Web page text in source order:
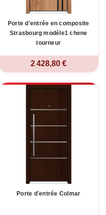
Porte d'entrée en composite
Strasbourg modèle1 chene
tourneur
2 428,80 €
Porte d'entrée Colmar